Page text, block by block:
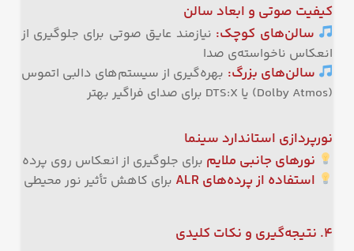
کیفیت صوتی و ابعاد سالن
سالن‌های کوچک: نیازمند عایق صوتی برای جلوگیری از
انعکاس ناخواسته‌ی صدا
سالن‌های بزرگ: بهره‌گیری از سیستم‌های دالبی اتموس
(Dolby Atmos) یا DTS:X برای صدای فراگیر بهتر
نورپردازی استاندارد سینما
نورهای جانبی ملایم برای جلوگیری از انعکاس روی پرده
استفاده از پرده‌های ALR برای کاهش تأثیر نور محیطی
۴. نتیجه‌گیری و نکات کلیدی